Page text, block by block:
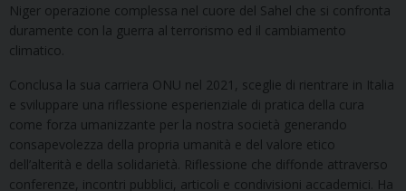
Niger operazione complessa nel cuore del Sahel che si confronta
duramente con la guerra al terrorismo ed il cambiamento
climatico.
Conclusa la sua carriera ONU nel 2021, sceglie di rientrare in Italia
e sviluppare una riflessione esperienziale di pratica della cura
come forza umanizzante per la nostra società generando
consapevolezza della propria umanità e del valore etico
dell’alterità e della solidarietà. Riflessione che diffonde attraverso
conferenze, incontri pubblici, articoli e condivisioni accademici. Ha